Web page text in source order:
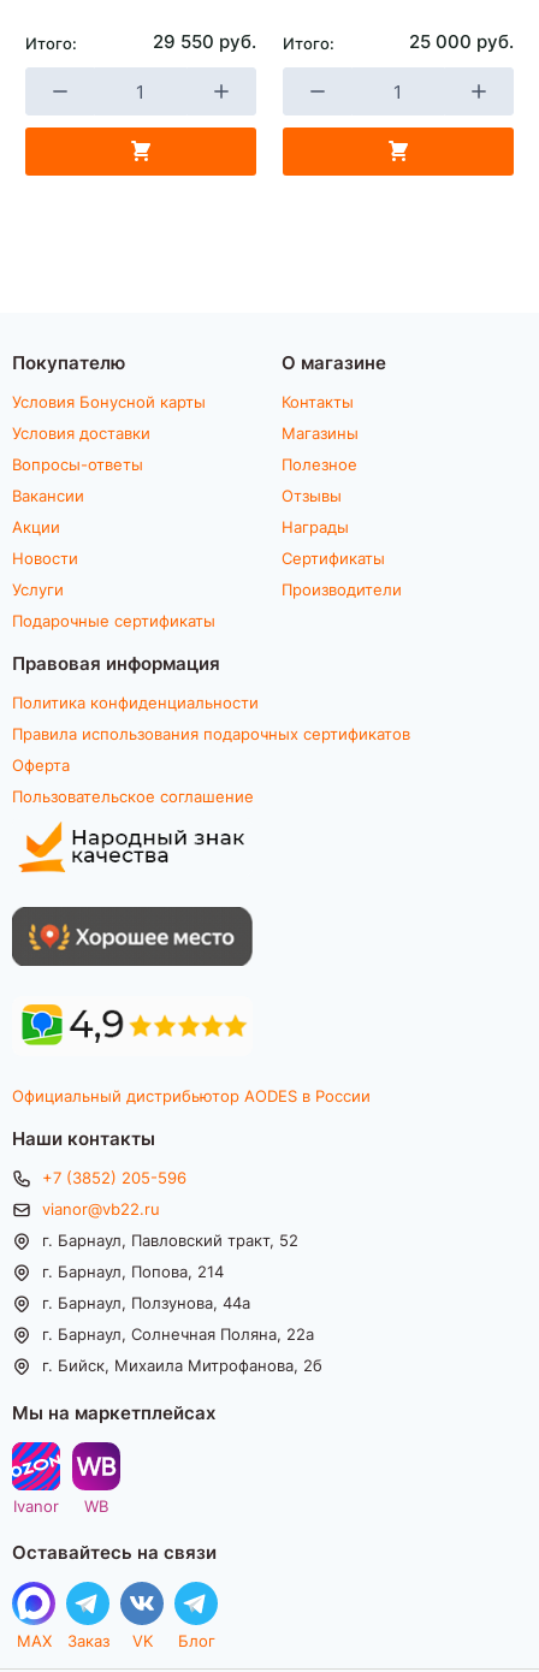
Итого: 29 550 руб. Итого: 25 000 руб.
Покупателю
Условия Бонусной карты
Условия доставки
Вопросы-ответы
Вакансии
Акции
Новости
Услуги
Подарочные сертификаты
О магазине
Контакты
Магазины
Полезное
Отзывы
Награды
Сертификаты
Производители
Правовая информация
Политика конфиденциальности
Правила использования подарочных сертификатов
Оферта
Пользовательское соглашение
Официальный дистрибьютор AODES в России
Наши контакты
+7 (3852) 205-596
vianor@vb22.ru
г. Барнаул, Павловский тракт, 52
г. Барнаул, Попова, 214
г. Барнаул, Ползунова, 44а
г. Барнаул, Солнечная Поляна, 22а
г. Бийск, Михаила Митрофанова, 2б
Мы на маркетплейсах
Ivanor WB
Оставайтесь на связи
MAX Заказ VK Блог